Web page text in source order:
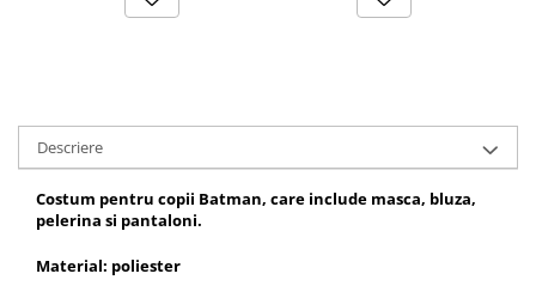
Descriere
Costum pentru copii Batman, care include masca, bluza,
pelerina si pantaloni.
Material: poliester